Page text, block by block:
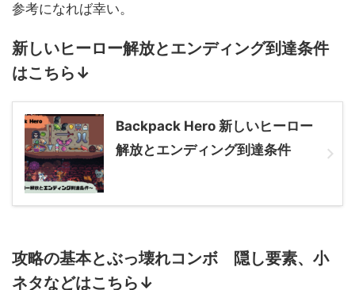
参考になれば幸い。
新しいヒーロー解放とエンディング到達条件
はこちら↓
Backpack Hero 新しいヒーロー
解放とエンディング到達条件
攻略の基本とぶっ壊れコンボ 隠し要素、小
ネタなどはこちら↓